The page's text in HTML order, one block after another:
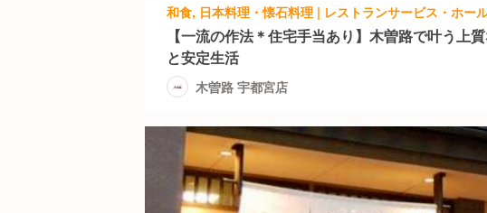
【一流の作法＊住宅手当あり】木曽路で叶う上
と安定生活
木曽路 宇都宮店